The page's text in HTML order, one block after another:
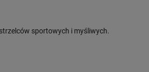
sportowych i myśliwych.